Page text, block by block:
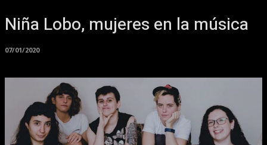
Niña Lobo, mujeres en la música
07/01/2020